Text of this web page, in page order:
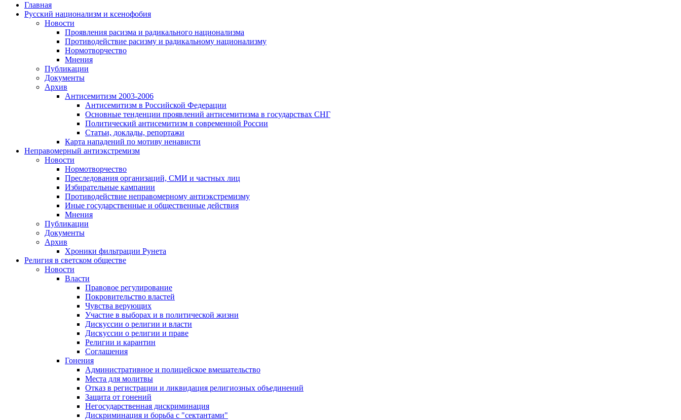
Главная
Русский национализм и ксенофобия
Новости
Проявления расизма и радикального национализма
Противодействие расизму и радикальному национализму
Нормотворчество
Мнения
Публикации
Документы
Архив
Антисемитизм 2003-2006
Антисемитизм в Российской Федерации
Основные тенденции проявлений антисемитизма в государствах СНГ
Политический антисемитизм в современной России
Статьи, доклады, репортажи
Карта нападений по мотиву ненависти
Неправомерный антиэкстремизм
Новости
Нормотворчество
Преследования организаций, СМИ и частных лиц
Избирательные кампании
Противодействие неправомерному антиэкстремизму
Иные государственные и общественные действия
Мнения
Публикации
Документы
Архив
Хроники фильтрации Рунета
Религия в светском обществе
Новости
Власти
Правовое регулирование
Покровительство властей
Чувства верующих
Участие в выборах и в политической жизни
Дискуссии о религии и власти
Дискуссии о религии и праве
Религии и карантин
Соглашения
Гонения
Административное и полицейское вмешательство
Места для молитвы
Отказ в регистрации и ликвидация религиозных объединений
Защита от гонений
Негосударственная дискриминация
Дискриминация и борьба с "сектантами"